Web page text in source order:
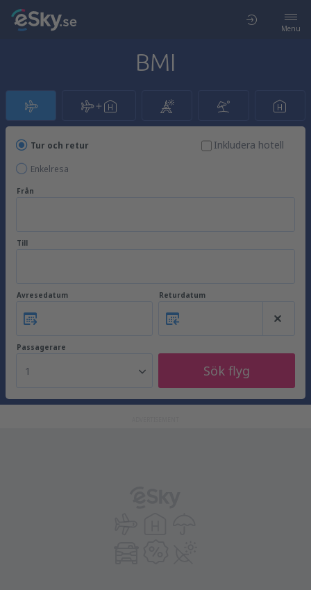
Menu
BMI
Tur och retur
Enkelresa
Inkludera hotell
Från
Till
Avresedatum Returdatum
Passagerare
1 Sök flyg